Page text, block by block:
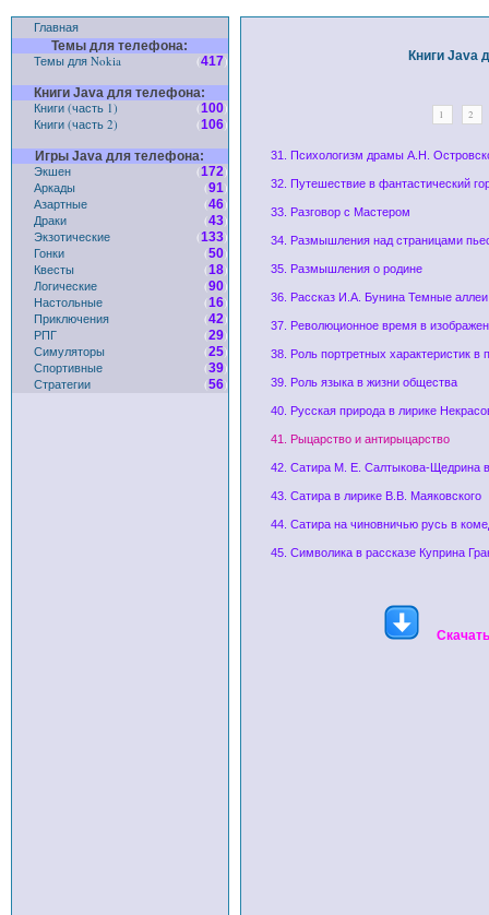
Главная
Темы для телефона:
Темы для Nokia (417)
Книги Java для телефона:
Книги (часть 1) (100)
Книги (часть 2)
(106)
Игры Java для телефона:
Экшен (172)
Аркады
(91)
Азартные
(46)
Драки
(43)
Экзотические
(133)
Гонки
(50)
Квесты
(18)
Логические
(90)
Настольные
(16)
Приключения
(42)
РПГ
(29)
Симуляторы
(25)
Спортивные
(39)
Стратегии
(56)
Книги Java
1 2
31. Психологизм драмы А.Н.
32. Путешествие в фантастический
33. Разговор с Мастером
34. Размышления над страницами
35. Размышления о родине
36. Рассказ И.А. Бунина Темные аллеи
37. Революционное время в
38. Роль портретных характеристик в
39. Роль языка в жизни общества
40. Русская природа в лирике
41. Рыцарство и антирыцарство
42. Сатира М. Е. Салтыкова-Щедрина
43. Сатира в лирике В.В. Маяковского
44. Сатира на чиновничью русь в
45. Символика в рассказе Куприна